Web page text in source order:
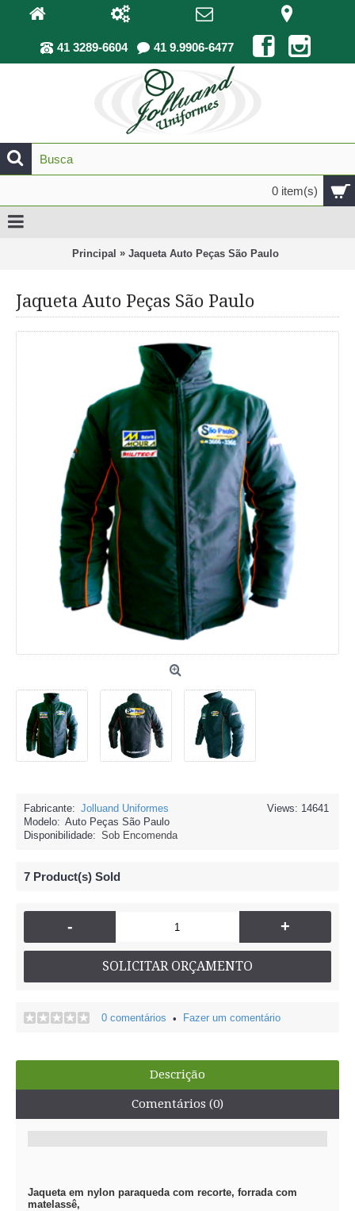
41 3289-6604 41 9.9906-6477
0 item(s)
Principal » Jaqueta Auto Peças São Paulo
Jaqueta Auto Peças São Paulo
Views: 14641
Fabricante: Jolluand Uniformes
Modelo: Auto Peças São Paulo
Disponibilidade: Sob Encomenda
7 Product(s) Sold
- +
SOLICITAR ORÇAMENTO
0 comentários • Fazer um comentário
Descrição
Comentários (0)
Jaqueta em nylon paraqueda com recorte, forrada com
matelassê,